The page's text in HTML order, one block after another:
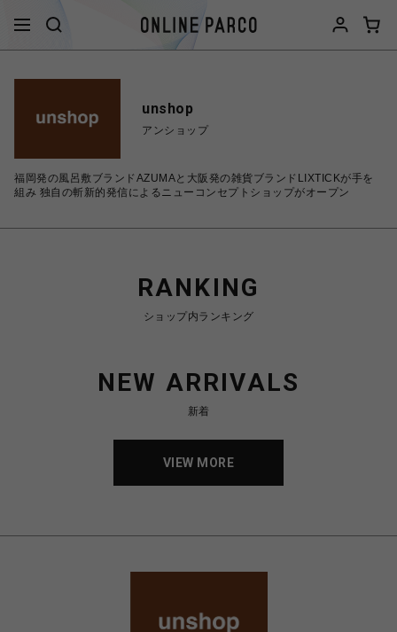
unshop
アンショップ
福岡発の風呂敷ブランドAZUMAと大阪発の雑貨ブランドLIXTICKが手を
組み 独自の斬新的発信によるニューコンセプトショップがオープン
RANKING
ショップ内ランキング
NEW ARRIVALS
新着
VIEW MORE